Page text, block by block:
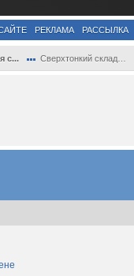
РЕКЛАМА РАССЫЛКА
с... Сверхтонкий складной смартфон Honor Magi...